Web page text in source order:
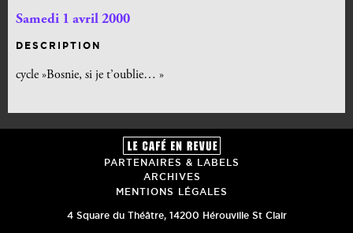
Samedi 1 avril 2000
DESCRIPTION
cycle »Bosnie, si je t’oublie… »
PARTENAIRES & LABELS
ARCHIVES
MENTIONS LÉGALES
4 Square du Théâtre, 14200 Hérouville St Clair